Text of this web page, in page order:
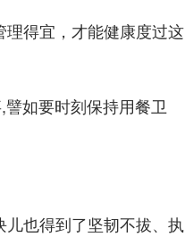
得宜，才能健康度过这
如要时刻保持用餐卫
也得到了坚韧不拔、执